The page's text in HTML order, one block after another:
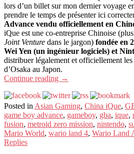
lors d’un billet sur mon dernier voyage
prendre le temps de présenter ici
Advance vendu officiellement en
iQue est une co-entreprise Chinoise
Joint Venture dans le jargon) fondée en
Wei Yen (un ingénieur logiciels) et
distribuer légalement et officiellement
d’Osaka au Japon.
Continue reading →
Posted in Asian Gaming, China iQue,
game boy advance, gameboy, gba, ique,
fusion, metroid zero mission, nintendo,
Mario World, wario land 4, Wario Land
Replies